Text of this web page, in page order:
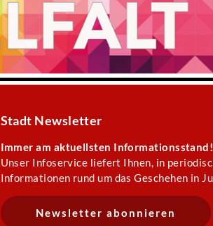
Stadt Newsletter
Immer am aktuellsten Informationsstand!
Unser Infoservice liefert Ihnen, in
Informationen rund um das Geschehen in
Newsletter abonnieren